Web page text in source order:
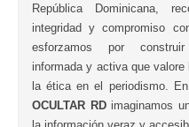
República Dominicana,
integridad y compromiso
esforzamos por
informada y activa que
la ética en el periodismo. En
OCULTAR RDimaginamos